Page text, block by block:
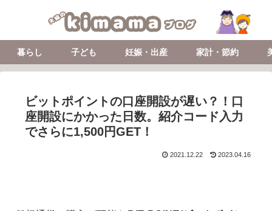
暮らし 子ども 妊娠・出産 家計・節約
ビットポイントの口座開設が遅い？！口
座開設にかかった日数。紹介コード入力
でさらに1,500円GET！
2021.12.22 2023.04.16